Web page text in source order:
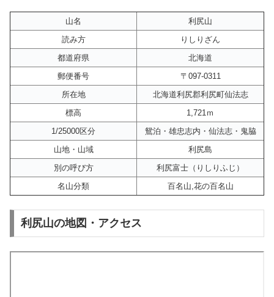
山名
利尻山
読み方
りしりざん
都道府県
北海道
郵便番号
〒097-0311
所在地
北海道利尻郡利尻町仙法志
標高
1,721ｍ
1/25000区分
鴛泊・雄忠志内・仙法志・鬼脇
山地・山域
利尻島
別の呼び方
利尻富士（りしりふじ）
名山分類
百名山,花の百名山
利尻山の地図・アクセス